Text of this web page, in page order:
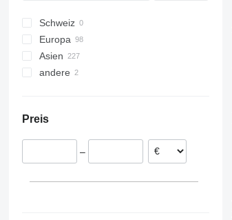
Schweiz
Europa
Deutschland
Portugal
Spanien
Tschechien
Asien
Japan
andere
Preis
–